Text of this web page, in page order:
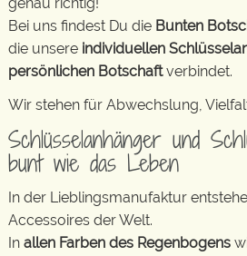
Bei uns findest Du die Bunten
die unsere individuellen
persönlichen Botschaftverbindet.
Wir stehen für Abwechslung,
Schlüsselanhänger und
bunt wie das Leben
In der Lieblingsmanufaktur
Accessoires der Welt.
In allen Farben des Regenbogens